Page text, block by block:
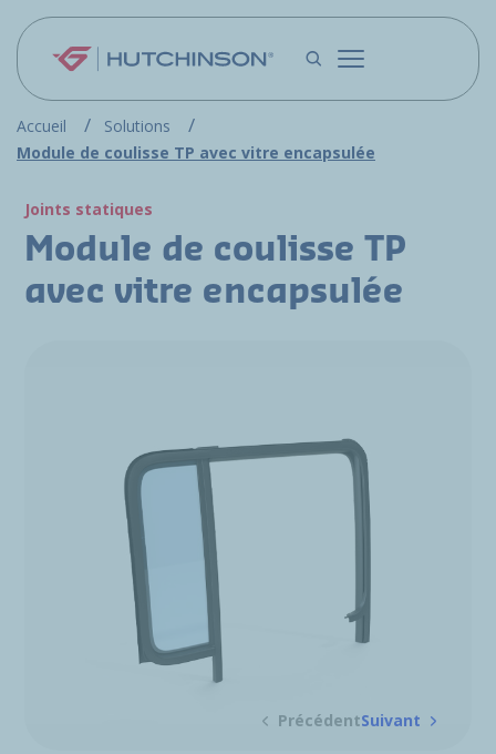
Aller au contenu principal
Accueil
Solutions
Module de coulisse TP avec vitre encapsulée
Joints statiques
Module de coulisse TP
avec vitre encapsulée
PrécédentSuivant